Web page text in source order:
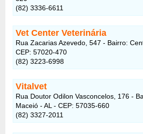
(82) 3336-6611
Vet Center Veterinária
Rua Zacarias Azevedo, 547 - Bairro:
CEP: 57020-470
(82) 3223-6998
Vitalvet
Rua Doutor Odilon Vasconcelos, 176 -
Maceió - AL - CEP: 57035-660
(82) 3327-2011